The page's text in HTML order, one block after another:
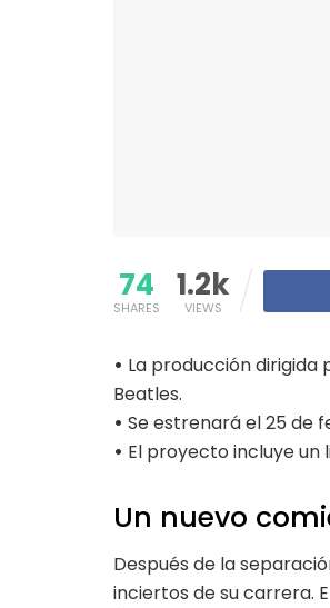
74
SHARES
1.2k
VIEWS
• La producción dirigida
Beatles.
• Se estrenará el 25 de
• El proyecto incluye un
Un nuevo
Después de la
inciertos de su carrera.